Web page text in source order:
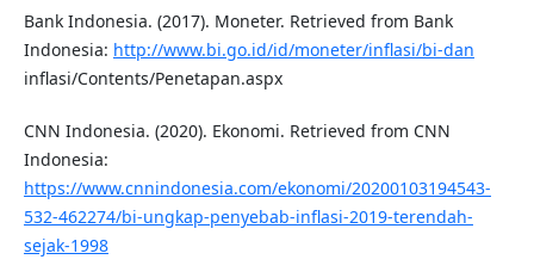
Bank Indonesia. (2017). Moneter. Retrieved from Bank
Indonesia: http://www.bi.go.id/id/moneter/inflasi/bi-dan
inflasi/Contents/Penetapan.aspx
CNN Indonesia. (2020). Ekonomi. Retrieved from CNN
Indonesia:
https://www.cnnindonesia.com/ekonomi/20200103194543-
532-462274/bi-ungkap-penyebab-inflasi-2019-terendah-
sejak-1998